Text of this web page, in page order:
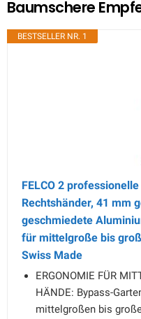
Baumschere
BESTSELLER NR. 1
FELCO 2
Rechtshänder, 41 mm
geschmiedete
für mittelgroße bis
Swiss Made
ERGONOMIE FÜR
HÄNDE: Bypass-
mittelgroßen bis